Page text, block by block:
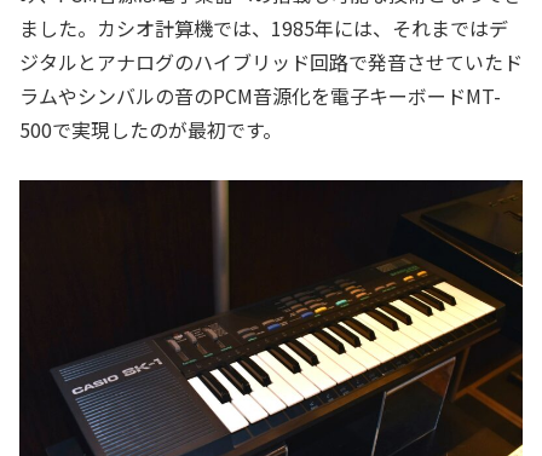
ました。カシオ計算機では、1985年には、それまではデ
ジタルとアナログのハイブリッド回路で発音させていたド
ラムやシンバルの音のPCM音源化を電子キーボードMT-
500で実現したのが最初です。